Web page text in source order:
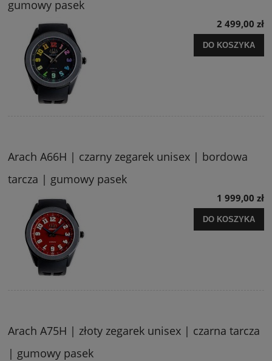
gumowy pasek
2 499,00 zł
DO KOSZYKA
Arach A66H | czarny zegarek unisex | bordowa
tarcza | gumowy pasek
1 999,00 zł
DO KOSZYKA
Arach A75H | złoty zegarek unisex | czarna tarcza
| gumowy pasek